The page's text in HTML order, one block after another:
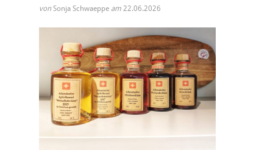
von Sonja Schwaeppe am 22.06.2026